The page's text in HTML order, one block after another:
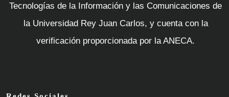
Tecnologías de la Información y las Comunicaciones de
la Universidad Rey Juan Carlos, y cuenta con la
verificación proporcionada por la ANECA.